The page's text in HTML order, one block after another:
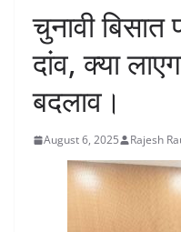
चुनावी बिसात
दांव, क्या
बदलाव।
August 6, 2025 Rajesh